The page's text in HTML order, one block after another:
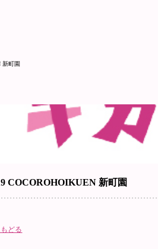
新町園
COCOROHOIKUEN 新町園
どる